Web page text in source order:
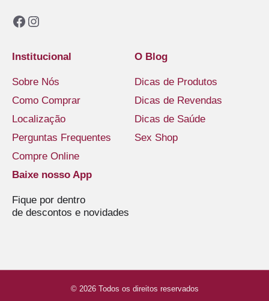
Facebook
Instagram
Institucional
Sobre Nós
Como Comprar
Localização
Perguntas Frequentes
Compre Online
O Blog
Dicas de Produtos
Dicas de Revendas
Dicas de Saúde
Sex Shop
Baixe nosso App
Fique por dentro
de descontos e novidades
© 2026 Todos os direitos reservados